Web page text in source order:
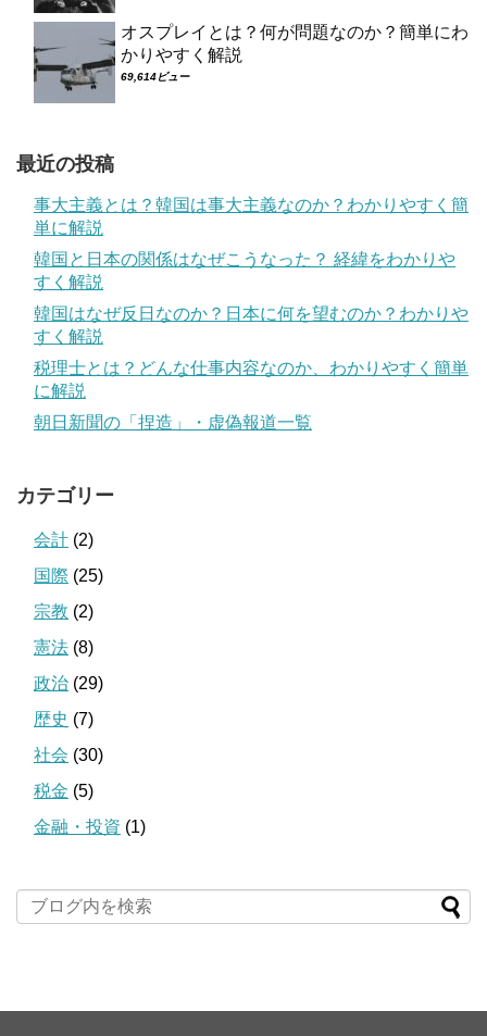
オスプレイとは？何が問題なのか？簡単にわ
かりやすく解説
69,614ビュー
最近の投稿
事大主義とは？韓国は事大主義なのか？わかりやすく簡
単に解説
韓国と日本の関係はなぜこうなった？ 経緯をわかりや
すく解説
韓国はなぜ反日なのか？日本に何を望むのか？わかりや
すく解説
税理士とは？どんな仕事内容なのか、わかりやすく簡単
に解説
朝日新聞の「捏造」・虚偽報道一覧
カテゴリー
会計 (2)
国際 (25)
宗教 (2)
憲法 (8)
政治 (29)
歴史 (7)
社会 (30)
税金 (5)
金融・投資 (1)